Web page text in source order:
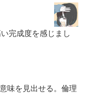
完成度を感じまし
味を見出せる。倫理